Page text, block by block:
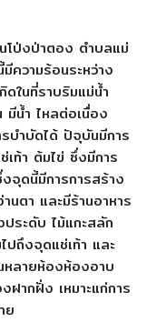
โป่งป่าตอง ตำบลแม่
ความร้อนระหว่าง
ในที่ราบริมแม่น้ำ
มีน้ำ ไหลต่อเนื่อง
บำบัดได้ ปัจุบันมีการ
ท้า ต้มไข่ ซึ่งมีการ
จุดนี้มีการการสร้าง
ตา และมีร้านอาหาร
ระดับ ไม้แกะสลัก
ปถึงจุดแช่เท้า และ
หลายห้องห้องอาบ
ากฝั่ง เหมาะแก่การ
ย